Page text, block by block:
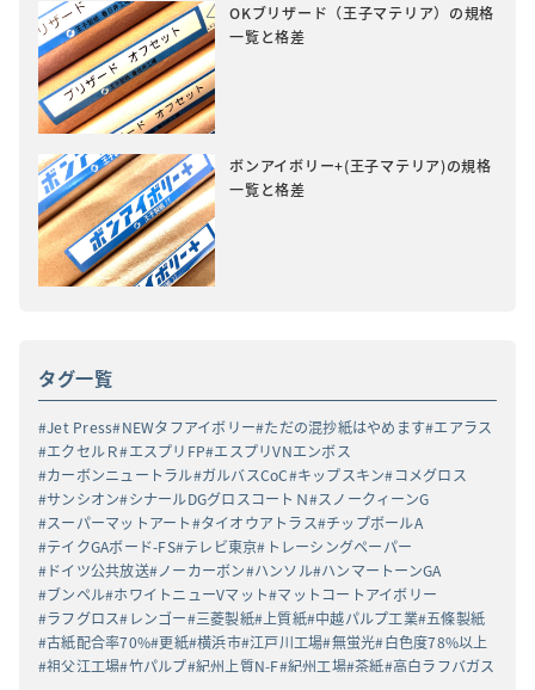
OKブリザード（王子マテリア）の規格
一覧と格差
ボンアイボリー+(王子マテリア)の規格
一覧と格差
タグ一覧
Jet Press NEWタフアイボリー ただの混抄紙はやめます エアラス
エクセルＲ エスプリFP エスプリVNエンボス
カーボンニュートラル ガルバスCoC キップスキン コメグロス
サンシオン シナールDGグロスコートＮ
スノークィーンG
スーパーマットアート タイオウアトラス チップボールA
テイクGAボード-FS テレビ東京
トレーシングペーパー
ドイツ公共放送 ノーカーボン ハンソル ハンマートーンGA
ブンペル ホワイトニューVマット マットコートアイボリー
ラフグロス レンゴー 三菱製紙 上質紙 中越パルプ工業 五條製紙
古紙配合率70% 更紙 横浜市 江戸川工場 無蛍光 白色度78%以上
祖父江工場 竹パルプ 紀州上質N-F 紀州工場 茶紙 高白ラフバガス